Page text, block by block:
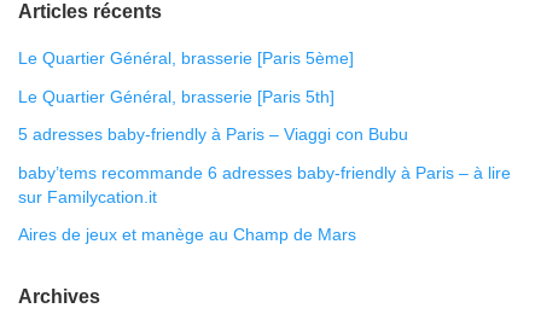
Articles récents
Le Quartier Général, brasserie [Paris 5ème]
Le Quartier Général, brasserie [Paris 5th]
5 adresses baby-friendly à Paris – Viaggi con Bubu
baby’tems recommande 6 adresses baby-friendly à Paris – à lire
sur Familycation.it
Aires de jeux et manège au Champ de Mars
Archives